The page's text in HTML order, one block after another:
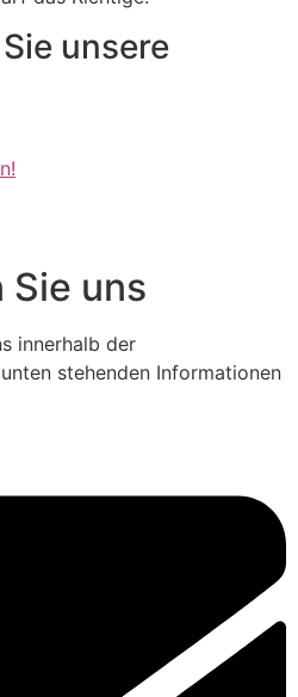
unsere
Sie uns
innerhalb der
stehenden Informationen